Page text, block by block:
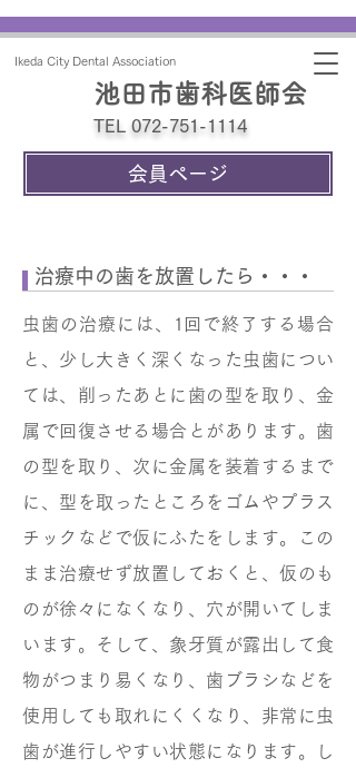
Ikeda City Dental Association
池田市歯科医師会
TEL 072-751-1114
会員ページ
治療中の歯を放置したら・・・
虫歯の治療には、1回で終了する場合
と、少し大きく深くなった虫歯につい
ては、削ったあとに歯の型を取り、金
属で回復させる場合とがあります。歯
の型を取り、次に金属を装着するまで
に、型を取ったところをゴムやプラス
チックなどで仮にふたをします。この
まま治療せず放置しておくと、仮のも
のが徐々になくなり、穴が開いてしま
います。そして、象牙質が露出して食
物がつまり易くなり、歯ブラシなどを
使用しても取れにくくなり、非常に虫
歯が進行しやすい状態になります。し